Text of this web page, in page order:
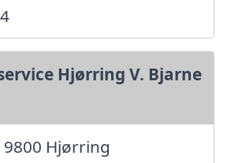
Hjørring V. Bjarne
9800 Hjørring